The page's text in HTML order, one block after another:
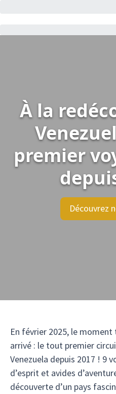
À la
premier
Découvrez
En février 2025, le
arrivé : le tout premier
Venezuela depuis 2017 ! 9
d’esprit et avides
découverte d’un pays